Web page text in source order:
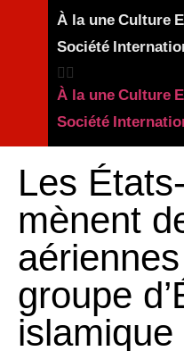
À la une Culture
Société
À la une Culture
Société
Les
mènent
groupe